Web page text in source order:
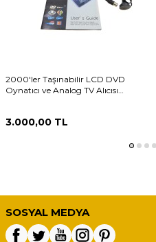
2000'ler Taşınabilir LCD DVD
Oynatıcı ve Analog TV Alıcısı
3.000,00 TL
SOSYAL MEDYA